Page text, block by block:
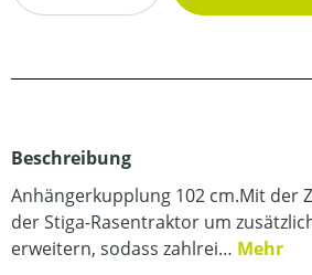
Beschreibung
Anhängerkupplung 102 cm.Mit der
der Stiga-Rasentraktor um
erweitern, sodass zahlrei… Mehr